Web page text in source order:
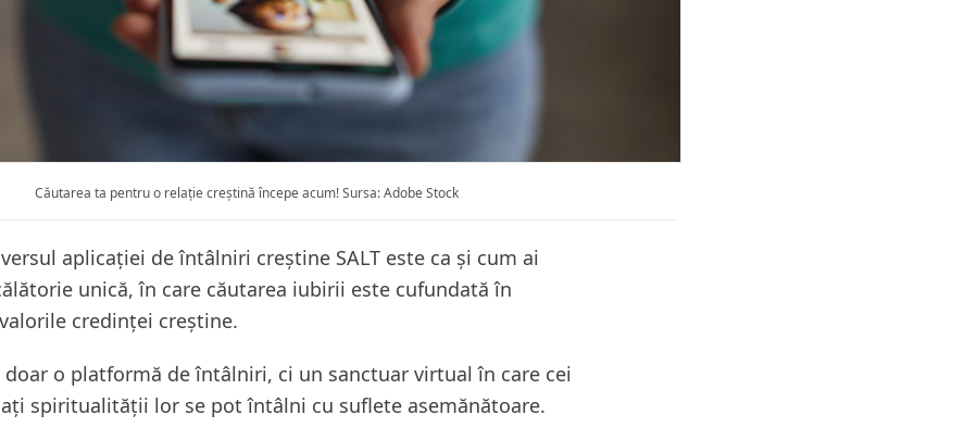
Căutarea ta pentru o relație creștină începe acum! Sursa: Adobe Stock
aplicației de întâlniri creștine SALT este ca și cum ai
unică, în care căutarea iubirii este cufundată în
credinței creștine.
doar o platformă de întâlniri, ci un sanctuar virtual în care cei
spiritualității lor se pot întâlni cu suflete asemănătoare.